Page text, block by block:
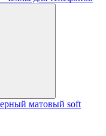
матовый soft